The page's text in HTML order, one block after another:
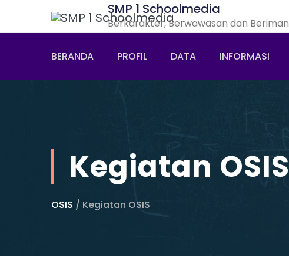
SMP 1 Schoolmedia
Berkarakter, Berwawasan dan Beriman
BERANDA PROFIL DATA INFORMASI
Kegiatan OSIS
OSIS / Kegiatan OSIS